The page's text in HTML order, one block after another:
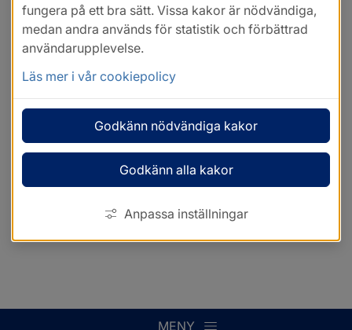
MENY
fungera på ett bra sätt. Vissa kakor är nödvändiga,
medan andra används för statistik och förbättrad
användarupplevelse.
Läs mer i vår cookiepolicy
Godkänn nödvändiga kakor
Godkänn alla kakor
Anpassa inställningar